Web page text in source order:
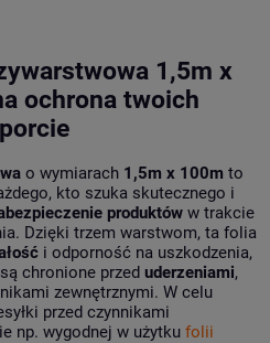
1,5m x
ochrona twoich
o wymiarach 1,5m x 100m to
kto szuka skutecznego i
produktów w trakcie
Dzięki trzem warstwom, ta folia
i odporność na uszkodzenia,
chronione przed uderzeniami,
zewnętrznymi. W celu
przed czynnikami
np. wygodnej w użytku folii